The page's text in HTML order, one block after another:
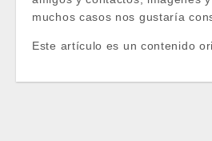
muchos casos nos gustaría
Este artículo es un contenido